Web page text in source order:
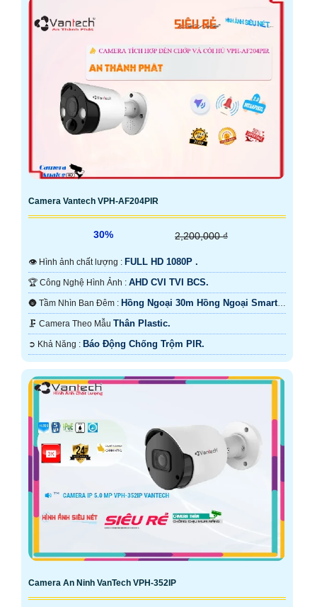
Camera Vantech VPH-AF204PIR
30% 2,200,000 ₫
👁 Hình ảnh chất lượng : FULL HD 1080P .
🏆 Công Nghệ Hình Ảnh : AHD CVI TVI BCS.
🌚 Tầm Nhìn Ban Đêm : Hồng Ngoại 30m Hồng Ngoại Smart
IR.🗜️ Camera Theo Mẫu Thân Plastic.
️➲ Khả Năng : Báo Động Chống Trộm PIR.
Camera An Ninh VanTech VPH-352IP